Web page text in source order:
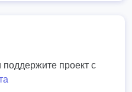
проект с